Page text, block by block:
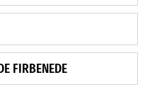
FIRBENEDE